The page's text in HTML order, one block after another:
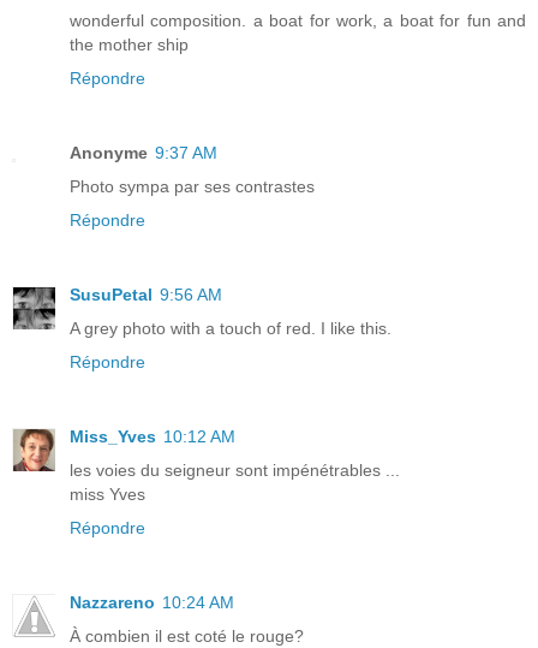
wonderful composition. a boat for work, a boat for fun and
the mother ship
Répondre
Anonyme 9:37 AM
Photo sympa par ses contrastes
Répondre
SusuPetal 9:56 AM
A grey photo with a touch of red. I like this.
Répondre
Miss_Yves 10:12 AM
les voies du seigneur sont impénétrables ...
miss Yves
Répondre
Nazzareno 10:24 AM
À combien il est coté le rouge?